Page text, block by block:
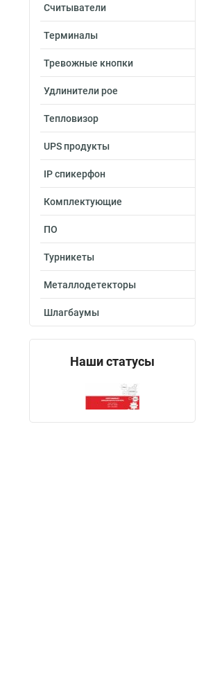
Считыватели
Терминалы
Тревожные кнопки
Удлинители poe
Тепловизор
UPS продукты
IP спикерфон
Комплектующие
ПО
Турникеты
Металлодетекторы
Шлагбаумы
Наши статусы